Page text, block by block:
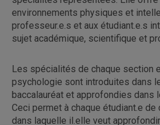
environnements physiques et
professeur.e.s et aux étudiant.e.s
sujet académique, scientifique et
Les spécialités de chaque section
psychologie sont introduites dans
baccalauréat et approfondies dans
Ceci permet à chaque étudiant.e
dans laquelle il.elle veut